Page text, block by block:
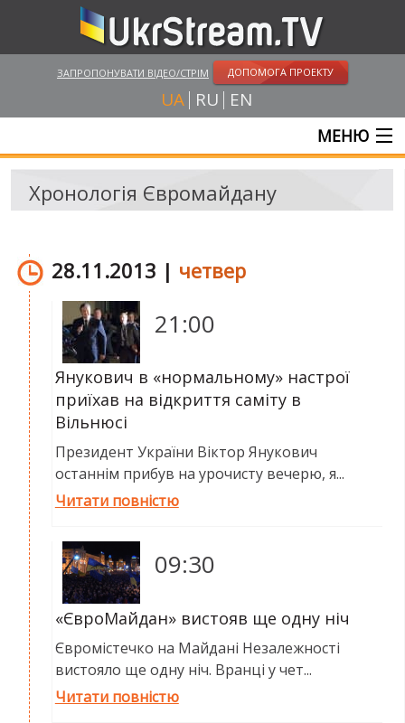
ЗАПРОПОНУВАТИ ВІДЕО/СТРІМ ДОПОМОГА ПРОЕКТУ
UA RU EN
МЕНЮ
ГОЛОВНА
ОНЛАЙН ТРАНСЛЯЦІЇ
РОСІЙСЬКО-УКРАЇНСЬКА ВІЙНА
"WINTER ON FIRE"
ХРОНОЛОГІЯ ЄВРОМАЙДАНУ
ПОСЛУГИ
Хронологія Євромайдану
28.11.2013 | четвер
21:00
Янукович в «нормальному» настрої
приїхав на відкриття саміту в
Вільнюсі
Президент України Віктор Янукович
останнім прибув на урочисту вечерю, я...
Читати повністю
09:30
«ЄвроМайдан» вистояв ще одну ніч
Євромістечко на Майдані Незалежності
вистояло ще одну ніч. Вранці у чет...
Читати повністю